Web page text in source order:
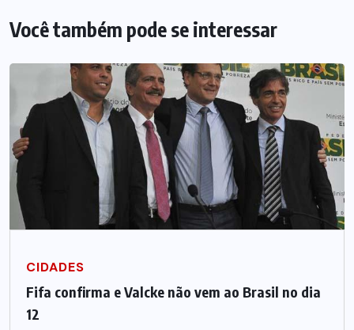
Você também pode se interessar
CIDADES
Fifa confirma e Valcke não vem ao Brasil no dia
12